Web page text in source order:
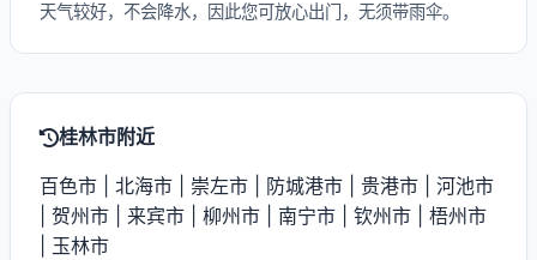
天气较好，不会降水，因此您可放心出门，无须带雨伞。
桂林市附近
百色市 北海市 崇左市 防城港市 贵港市
河池市
贺州市 来宾市 柳州市 南宁市 钦州市
梧州市
玉林市